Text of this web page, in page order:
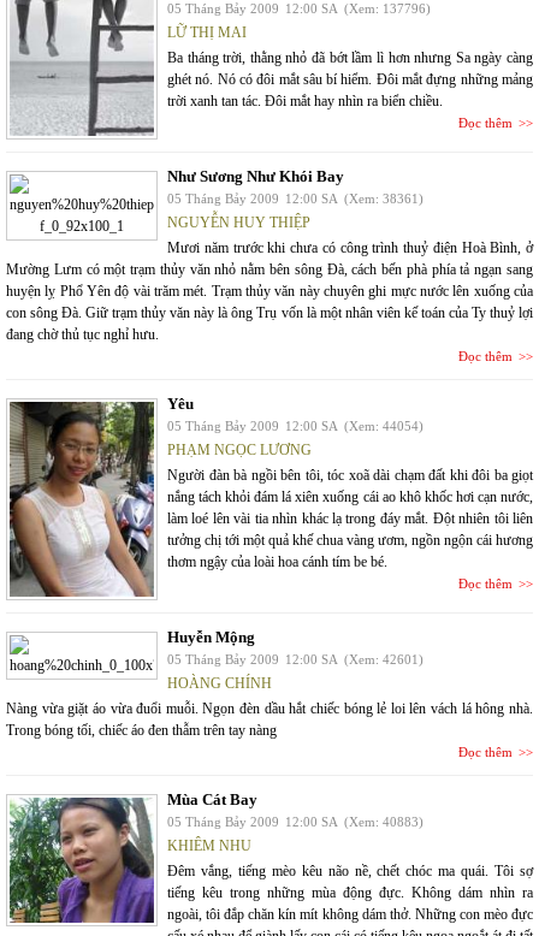
05 Tháng Bảy 2009 12:00 SA (Xem: 137796)
LỮ THỊ MAI
Ba tháng trời, thằng nhỏ đã bớt lầm lì hơn nhưng Sa ngày càng
ghét nó. Nó có đôi mắt sâu bí hiểm. Đôi mắt đựng những mảng
trời xanh tan tác. Đôi mắt hay nhìn ra biển chiều.
Đọc thêm
Như Sương Như Khói Bay
05 Tháng Bảy 2009 12:00 SA (Xem: 38361)
NGUYỄN HUY THIỆP
Mươi năm trước khi chưa có công trình thuỷ điện Hoà Bình, ở
Mường Lưm có một trạm thủy văn nhỏ nằm bên sông Đà, cách bến phà phía tả ngạn sang
huyện lỵ Phổ Yên độ vài trăm mét. Trạm thủy văn này chuyên ghi mực nước lên xuống của
con sông Đà. Giữ trạm thủy văn này là ông Trụ vốn là một nhân viên kế toán của Ty thuỷ lợi
đang chờ thủ tục nghỉ hưu.
Đọc thêm
Yêu
05 Tháng Bảy 2009 12:00 SA (Xem: 44054)
PHẠM NGỌC LƯƠNG
Người đàn bà ngồi bên tôi, tóc xoã dài chạm đất khi đôi ba giọt
nắng tách khỏi đám lá xiên xuống cái ao khô khốc hơi cạn nước,
làm loé lên vài tia nhìn khác lạ trong đáy mắt. Đột nhiên tôi liên
tưởng chị tới một quả khế chua vàng ươm, ngồn ngộn cái hương
thơm ngậy của loài hoa cánh tím be bé.
Đọc thêm
Huyễn Mộng
05 Tháng Bảy 2009 12:00 SA (Xem: 42601)
HOÀNG CHÍNH
Nàng vừa giặt áo vừa đuổi muỗi. Ngọn đèn dầu hắt chiếc bóng lẻ loi lên vách lá hông nhà.
Trong bóng tối, chiếc áo đen thẫm trên tay nàng
Đọc thêm
Mùa Cát Bay
05 Tháng Bảy 2009 12:00 SA (Xem: 40883)
KHIÊM NHU
Đêm vắng, tiếng mèo kêu não nề, chết chóc ma quái. Tôi sợ
tiếng kêu trong những mùa động đực. Không dám nhìn ra
ngoài, tôi đắp chăn kín mít không dám thở. Những con mèo đực